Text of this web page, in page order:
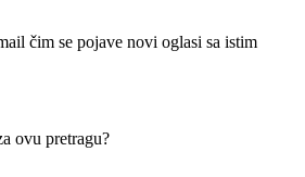
čim se pojave novi oglasi sa istim
ovu pretragu?